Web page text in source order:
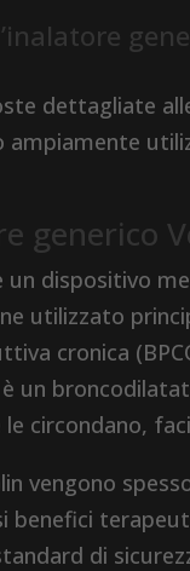
dettagliate
ampiamente
generico
un dispositivo
utilizzato
cronica
un
circondano,
vengono
benefici
di